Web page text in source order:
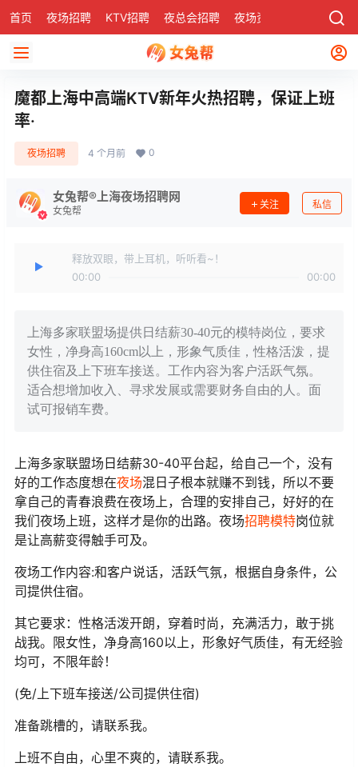
首页 夜场招聘 KTV招聘 夜总会招聘 夜场资讯 社区
魔都上海中高端KTV新年火热招聘，保证上班
率·
夜场招聘 4 个月前 0
女兔帮®上海夜场招聘网
女兔帮
关注 私信
释放双眼，带上耳机，听听看~！
00:00
00:00
上海多家联盟场提供日结薪30-40元的模特岗位，要求
女性，净身高160cm以上，形象气质佳，性格活泼，提
供住宿及上下班车接送。工作内容为客户活跃气氛。
适合想增加收入、寻求发展或需要财务自由的人。面
试可报销车费。
上海多家联盟场日结薪30-40平台起，给自己一个，没有
好的工作态度想在夜场混日子根本就赚不到钱，所以不要
拿自己的青春浪费在夜场上，合理的安排自己，好好的在
我们夜场上班，这样才是你的出路。夜场招聘模特岗位就
是让高薪变得触手可及。
夜场工作内容:和客户说话，活跃气氛，根据自身条件，公
司提供住宿。
其它要求：性格活泼开朗，穿着时尚，充满活力，敢于挑
战我。限女性，净身高160以上，形象好气质佳，有无经验
均可，不限年龄！
(免/上下班车接送/公司提供住宿)
准备跳槽的，请联系我。
上班不自由，心里不爽的，请联系我。